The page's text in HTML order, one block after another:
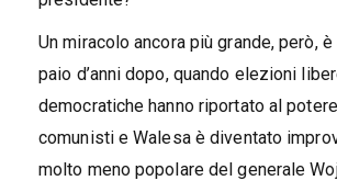
Un miracolo ancora più grande, però,
paio d’anni dopo, quando elezioni
democratiche hanno riportato al
comunisti e Walesa è diventato
molto meno popolare del generale